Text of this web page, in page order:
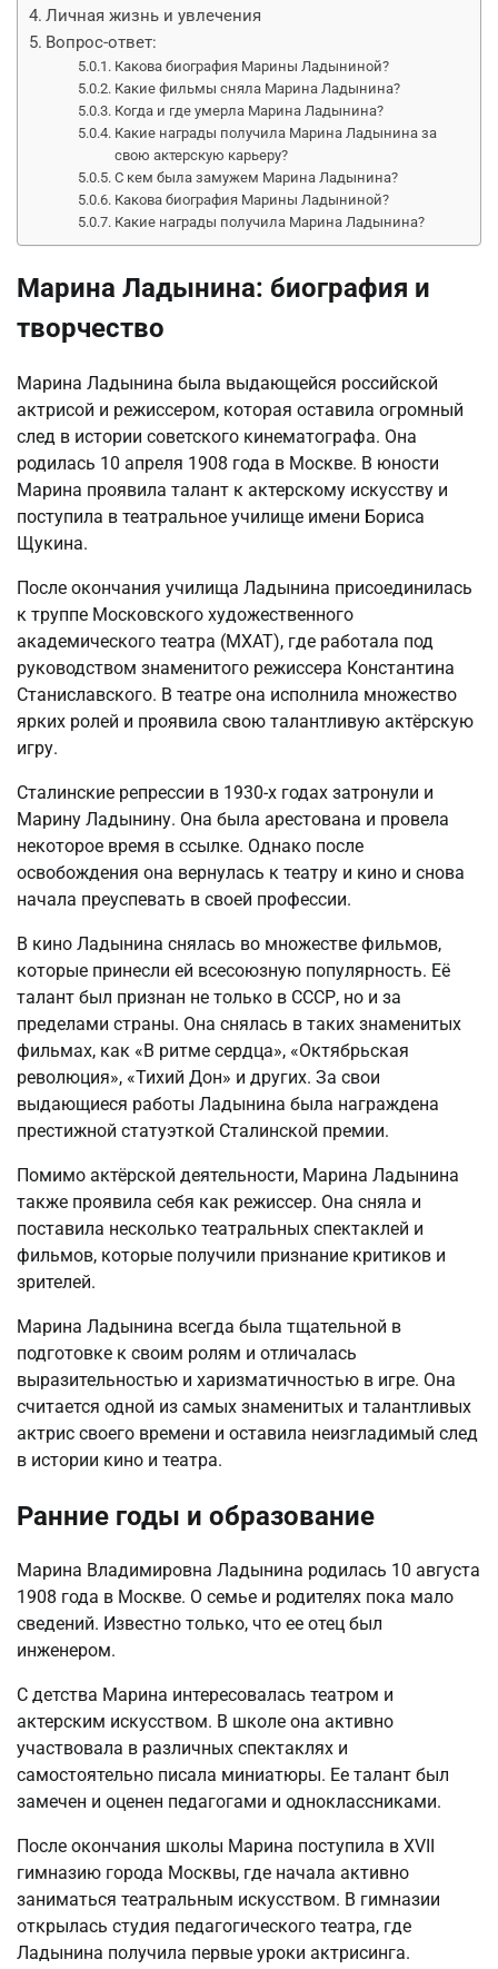
Личная жизнь и увлечения
Вопрос-ответ:
Какова биография Марины Ладыниной?
Какие фильмы сняла Марина Ладынина?
Когда и где умерла Марина Ладынина?
Какие награды получила Марина Ладынина за
свою актерскую карьеру?
С кем была замужем Марина Ладынина?
Какова биография Марины Ладыниной?
Какие награды получила Марина Ладынина?
Марина Ладынина: биография и
творчество
Марина Ладынина была выдающейся российской
актрисой и режиссером, которая оставила огромный
след в истории советского кинематографа. Она
родилась 10 апреля 1908 года в Москве. В юности
Марина проявила талант к актерскому искусству и
поступила в театральное училище имени Бориса
Щукина.
После окончания училища Ладынина присоединилась
к труппе Московского художественного
академического театра (МХАТ), где работала под
руководством знаменитого режиссера Константина
Станиславского. В театре она исполнила множество
ярких ролей и проявила свою талантливую актёрскую
игру.
Сталинские репрессии в 1930-х годах затронули и
Марину Ладынину. Она была арестована и провела
некоторое время в ссылке. Однако после
освобождения она вернулась к театру и кино и снова
начала преуспевать в своей профессии.
В кино Ладынина снялась во множестве фильмов,
которые принесли ей всесоюзную популярность. Её
талант был признан не только в СССР, но и за
пределами страны. Она снялась в таких знаменитых
фильмах, как «В ритме сердца», «Октябрьская
революция», «Тихий Дон» и других. За свои
выдающиеся работы Ладынина была награждена
престижной статуэткой Сталинской премии.
Помимо актёрской деятельности, Марина Ладынина
также проявила себя как режиссер. Она сняла и
поставила несколько театральных спектаклей и
фильмов, которые получили признание критиков и
зрителей.
Марина Ладынина всегда была тщательной в
подготовке к своим ролям и отличалась
выразительностью и харизматичностью в игре. Она
считается одной из самых знаменитых и талантливых
актрис своего времени и оставила неизгладимый след
в истории кино и театра.
Ранние годы и образование
Марина Владимировна Ладынина родилась 10 августа
1908 года в Москве. О семье и родителях пока мало
сведений. Известно только, что ее отец был
инженером.
С детства Марина интересовалась театром и
актерским искусством. В школе она активно
участвовала в различных спектаклях и
самостоятельно писала миниатюры. Ее талант был
замечен и оценен педагогами и одноклассниками.
После окончания школы Марина поступила в XVII
гимназию города Москвы, где начала активно
заниматься театральным искусством. В гимназии
открылась студия педагогического театра, где
Ладынина получила первые уроки актрисинга.